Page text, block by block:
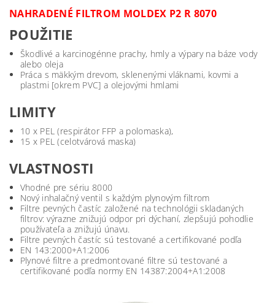
NAHRADENÉ FILTROM MOLDEX P2 R 8070
POUŽITIE
Škodlivé a karcinogénne prachy, hmly a výpary na báze vody
alebo oleja
Práca s mäkkým drevom, sklenenými vláknami, kovmi a
plastmi [okrem PVC] a olejovými hmlami
LIMITY
10 x PEL (respirátor FFP a polomaska),
15 x PEL (celotvárová maska)
VLASTNOSTI
Vhodné pre sériu 8000
Nový inhalačný ventil s každým plynovým filtrom
Filtre pevných častíc založené na technológii skladaných
filtrov: výrazne znižujú odpor pri dýchaní, zlepšujú pohodlie
používateľa a znižujú únavu.
Filtre pevných častíc sú testované a certifikované podľa
EN 143:2000+A1:2006
Plynové filtre a predmontované filtre sú testované a
certifikované podľa normy EN 14387:2004+A1:2008